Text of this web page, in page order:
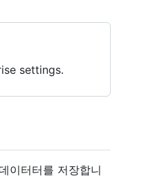
settings.
이터터를 저장합니